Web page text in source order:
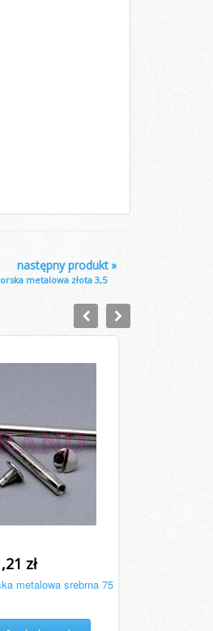
»
następny produkt
metalowa złota 3,5
zł
metalowa srebrna 75